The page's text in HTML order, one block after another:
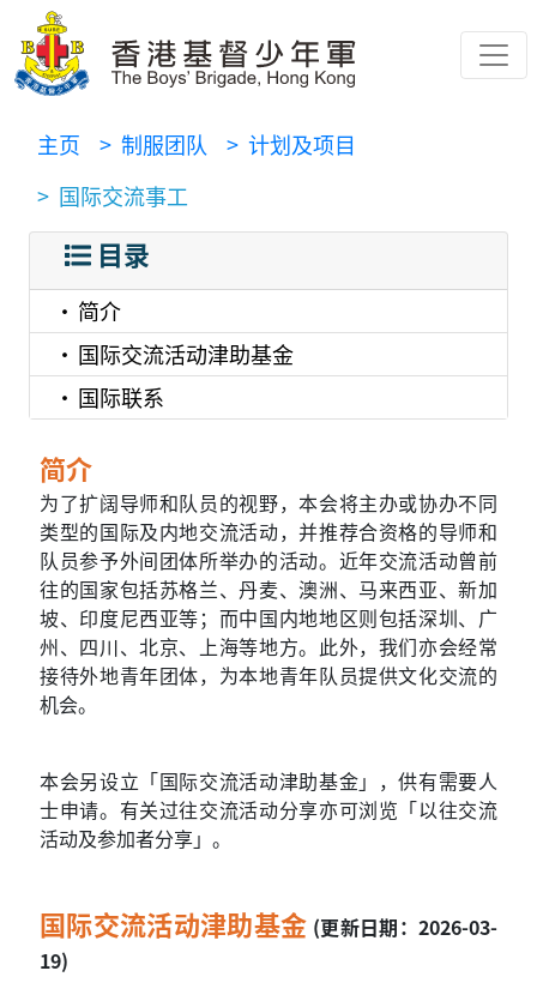
主页 > 制服团队
> 计划及项目
> 国际交流事工
目录
简介
国际交流活动津助基金
国际联系
简介
为了扩阔导师和队员的视野，本会将主办或协办不同
类型的国际及内地交流活动，并推荐合资格的导师和
队员参予外间团体所举办的活动。近年交流活动曾前
往的国家包括苏格兰、丹麦、澳洲、马来西亚、新加
坡、印度尼西亚等；而中国内地地区则包括深圳、广
州、四川、北京、上海等地方。此外，我们亦会经常
接待外地青年团体，为本地青年队员提供文化交流的
机会。
本会另设立「国际交流活动津助基金」，供有需要人
士申请。有关过往交流活动分享亦可浏览「以往交流
活动及参加者分享」。
国际交流活动津助基金 (更新日期：2026-03-
19)